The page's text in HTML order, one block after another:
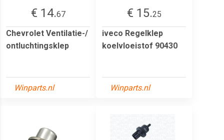
€ 14.67
Chevrolet Ventilatie-/
ontluchtingsklep
Winparts.nl
€ 15.25
iveco Regelklep
koelvloeistof 90430
Winparts.nl